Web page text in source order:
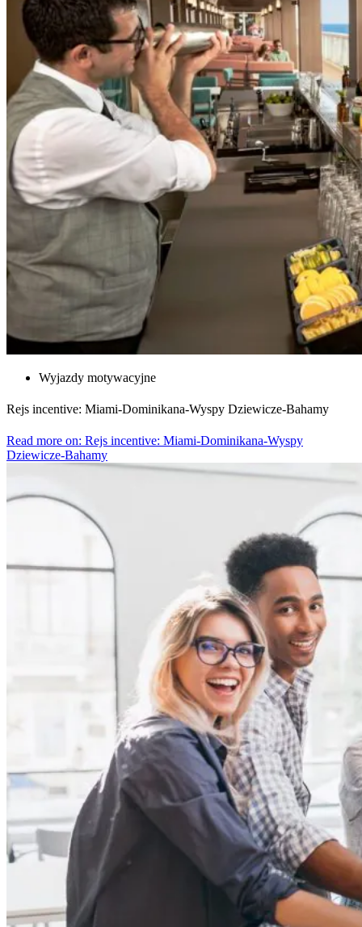
Wyjazdy motywacyjne
Rejs incentive: Miami-Dominikana-Wyspy Dziewicze-Bahamy
Read more on: Rejs incentive: Miami-Dominikana-Wyspy
Dziewicze-Bahamy